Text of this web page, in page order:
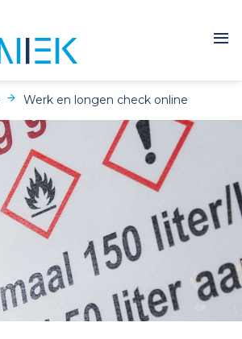
Werk en longen check online